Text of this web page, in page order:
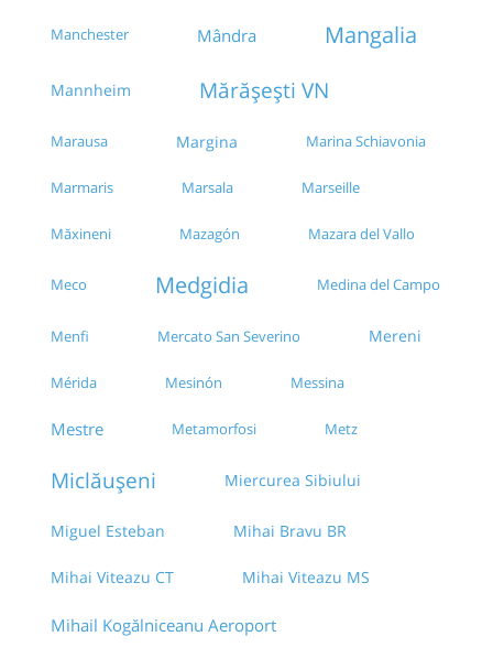
Manchester Mândra Mangalia
Mannheim Mărășești VN
Marausa Margina Marina Schiavonia
Marmaris Marsala Marseille
Măxineni Mazagón Mazara del Vallo
Meco Medgidia Medina del Campo
Menfi Mercato San Severino Mereni
Mérida Mesinón Messina
Mestre Metamorfosi Metz
Miclăușeni Miercurea Sibiului
Miguel Esteban Mihai Bravu BR
Mihai Viteazu CT Mihai Viteazu MS
Mihail Kogălniceanu Aeroport